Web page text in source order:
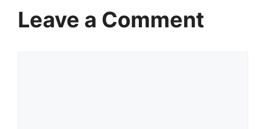
Leave a Comment